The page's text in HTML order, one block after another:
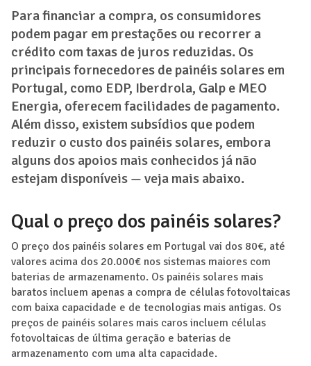
Para financiar a compra, os consumidores
podem pagar em prestações ou recorrer a
crédito com taxas de juros reduzidas. Os
principais fornecedores de painéis solares em
Portugal, como EDP, Iberdrola, Galp e MEO
Energia, oferecem facilidades de pagamento.
Além disso, existem subsídios que podem
reduzir o custo dos painéis solares, embora
alguns dos apoios mais conhecidos já não
estejam disponíveis — veja mais abaixo.
Qual o preço dos painéis solares?
O preço dos painéis solares em Portugal vai dos 80€, até
valores acima dos 20.000€ nos sistemas maiores com
baterias de armazenamento. Os painéis solares mais
baratos incluem apenas a compra de células fotovoltaicas
com baixa capacidade e de tecnologias mais antigas. Os
preços de painéis solares mais caros incluem células
fotovoltaicas de última geração e baterias de
armazenamento com uma alta capacidade.